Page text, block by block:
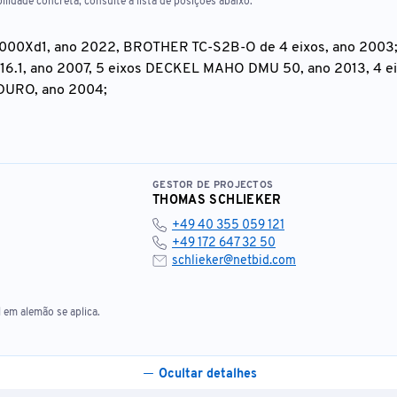
ano 2022, BROTHER TC-S2B-O de 4 eixos, ano 2003;
ano 2007, 5 eixos DECKEL MAHO DMU 50, ano 2013, 4
ano 2004;
Crysta-Apex S9168, ano 2013;
IDRA OL1300S, 13.250 kN;
GESTOR DE PROJECTOS
THOMAS SCHLIEKER
+49 40 355 059 121
+49 172 647 32 50
schlieker@netbid.com
alemão se aplica.
Ocultar detalhes